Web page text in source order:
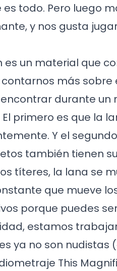
todo. Pero luego
y nos gusta
es un material que
más sobre
durante un
primero es que la
Y el
también tienen
títeres, la lana se
que mueve
porque puedes
estamos
ya no son nudistas
This